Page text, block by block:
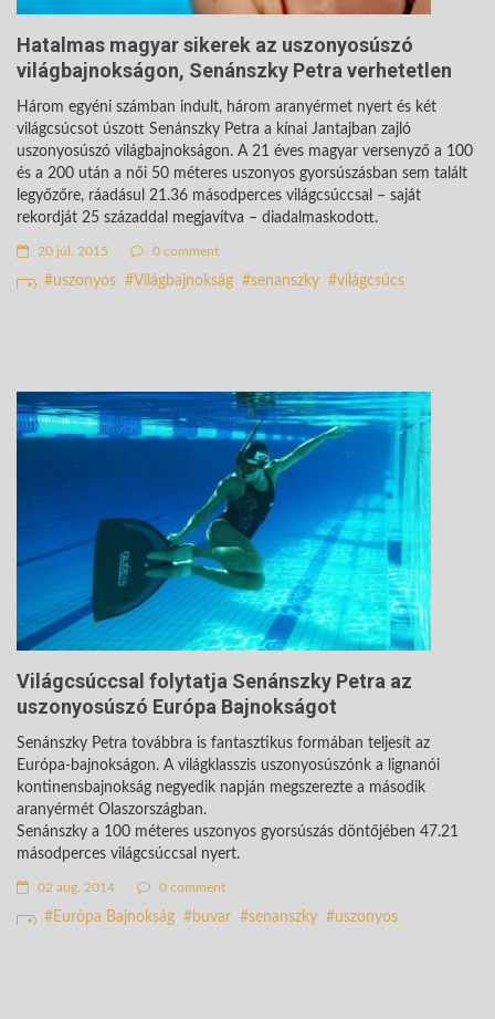
Hatalmas magyar sikerek az uszonyosúszó
világbajnokságon, Senánszky Petra verhetetlen
Három egyéni számban indult, három aranyérmet nyert és két
világcsúcsot úszott Senánszky Petra a kínai Jantajban zajló
uszonyosúszó világbajnokságon. A 21 éves magyar versenyző a 100
és a 200 után a női 50 méteres uszonyos gyorsúszásban sem talált
legyőzőre, ráadásul 21.36 másodperces világcsúccsal – saját
rekordját 25 századdal megjavítva – diadalmaskodott.
20 júl. 2015 0 comment
uszonyos Világbajnokság senanszky világcsúcs
Világcsúccsal folytatja Senánszky Petra az
uszonyosúszó Európa Bajnokságot
Senánszky Petra továbbra is fantasztikus formában teljesít az
Európa-bajnokságon. A világklasszis uszonyosúszónk a lignanói
kontinensbajnokság negyedik napján megszerezte a második
aranyérmét Olaszországban.
Senánszky a 100 méteres uszonyos gyorsúszás döntőjében 47.21
másodperces világcsúccsal nyert.
02 aug. 2014 0 comment
Európa Bajnokság buvar senanszky uszonyos